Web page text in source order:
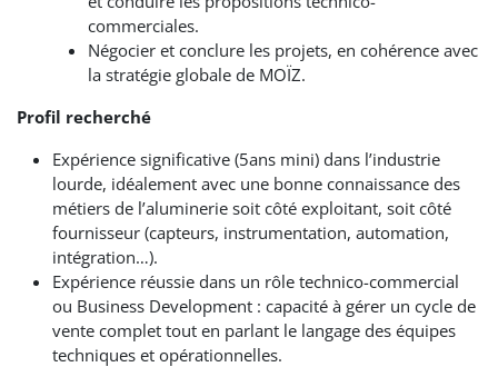
commerciales.
Négocier et conclure les projets, en cohérence avec
la stratégie globale de MOÏZ.
Profil recherché
Expérience significative (5ans mini) dans l’industrie
lourde, idéalement avec une bonne connaissance des
métiers de l’aluminerie soit côté exploitant, soit côté
fournisseur (capteurs, instrumentation, automation,
intégration…).
Expérience réussie dans un rôle technico-commercial
ou Business Development : capacité à gérer un cycle de
vente complet tout en parlant le langage des équipes
techniques et opérationnelles.